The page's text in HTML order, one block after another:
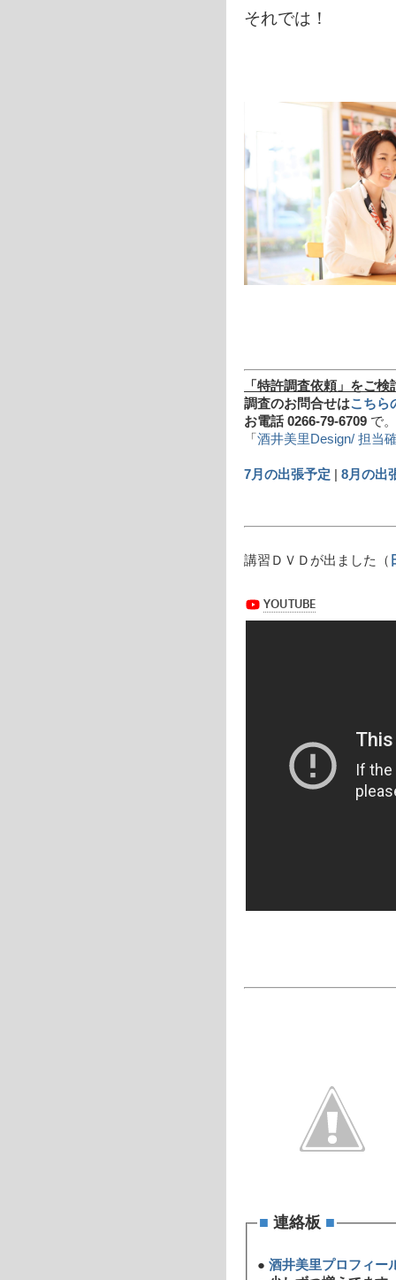
それでは！
「特許調査依頼」をご
調査のお問合せはこちら
お電話 0266-79-6709 で。
「 酒井美里Design/ 担当
7月の出張予定 8月の出
講習ＤＶＤが出ました（
■連絡板 ■
●酒井美里プロフィー